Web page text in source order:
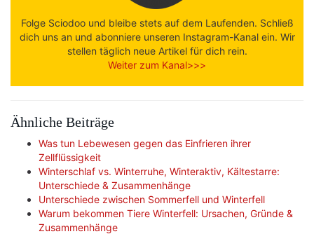
Folge Sciodoo und bleibe stets auf dem Laufenden. Schließ
dich uns an und abonniere unseren Instagram-Kanal ein. Wir
stellen täglich neue Artikel für dich rein.
Weiter zum Kanal>>>
Ähnliche Beiträge
Was tun Lebewesen gegen das Einfrieren ihrer
Zellflüssigkeit
Winterschlaf vs. Winterruhe, Winteraktiv, Kältestarre:
Unterschiede & Zusammenhänge
Unterschiede zwischen Sommerfell und Winterfell
Warum bekommen Tiere Winterfell: Ursachen, Gründe &
Zusammenhänge